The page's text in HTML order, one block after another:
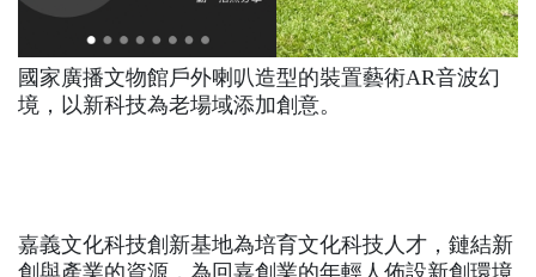
國家廣播文物館戶外喇叭造型的裝置藝術AR音波幻
境，以新科技為老場域添加創意。
嘉義文化科技創新基地為培育文化科技人才，鏈結新